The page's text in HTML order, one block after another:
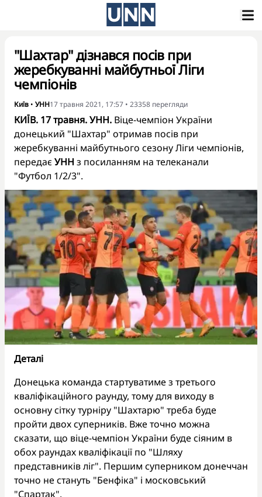
"Шахтар" дізнався посів при
жеребкуванні майбутньої Ліги
чемпіонів
Київ • УНН17 травня 2021, 17:57 • 23358 перегляди
КИЇВ. 17 травня. УНН. Віце-чемпіон України
донецький "Шахтар" отримав посів при
жеребкуванні майбутнього сезону Ліги чемпіонів,
передає УНН з посиланням на телеканали
"Футбол 1/2/3".
Деталі
Донецька команда стартуватиме з третього
кваліфікаційного раунду, тому для виходу в
основну сітку турніру "Шахтарю" треба буде
пройти двох суперників. Вже точно можна
сказати, що віце-чемпіон України буде сіяним в
обох раундах кваліфікації по "Шляху
представників ліг". Першим суперником донеччан
точно не стануть "Бенфіка" і московський
"Спартак".